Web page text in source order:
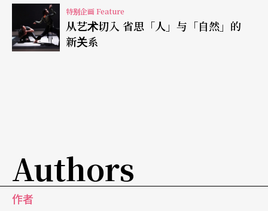
在处理自笛卡尔以来，以人为中心的身体观
2）），人类世的观点提供了全新观看身体的视角，
因为技术在我们到达之前已经在场，提供了非常先
已离不开科技，科技也改变了人性、伦理与环境之
间的关系、甚至是重新定义了「人」的可能性，而
艺术该用什么样的态度去处理人在科技、网路世界
特别企画 Feature
从艺术切入 省思「人」与「自然」的
新关系
Authors
作者